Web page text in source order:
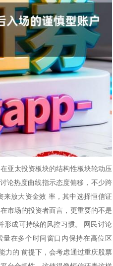
亚太投资板块的结构性板块轮动压
论热度曲线指示态度偏移，不少跨
放大资金效 率，其中选择恒信证
市场的投资者而言，更重要的不是
形成可持续的风控习惯。 网民讨论
在多个时间窗口内保持在高位区
力的 前提下，会考虑通过重庆股票